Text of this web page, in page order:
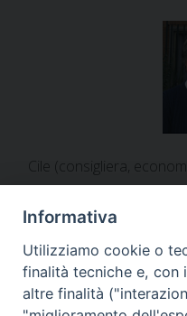
Cile (consigliera,
Informativa
Utilizziamo cookie o
finalità tecniche e, con
altre finalità